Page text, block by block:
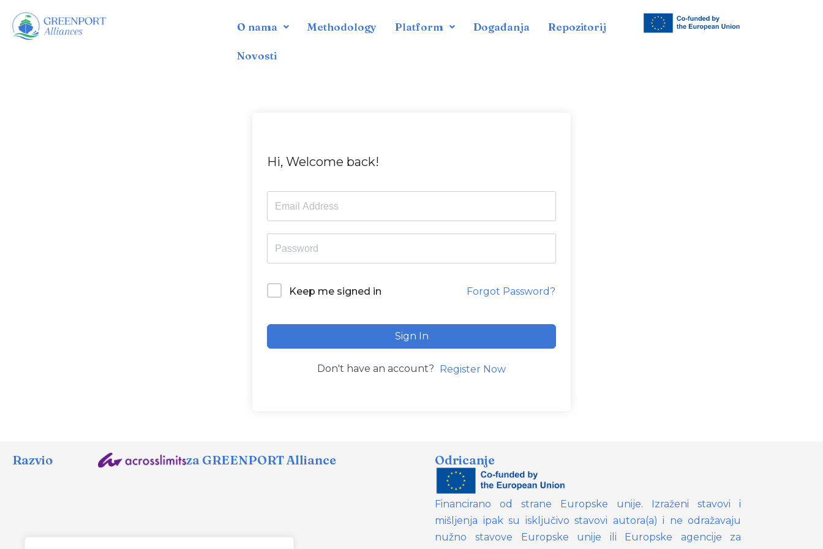
İçeriğe
O nama Methodology Platform Događanja Repozitorij
Novosti
Hi, Welcome back!
Keep me signed in Forgot Password?
Sign In
Don't have an account? Register Now
Razvio za GREENPORT Alliance Odricanje
Financirano od strane Europske unije. Izraženi stavovi i
mišljenja ipak su isključivo stavovi autora(a) i ne odražavaju
nužno stavove Europske unije ili Europske agencije za